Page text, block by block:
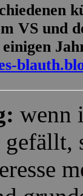
VS und
wenn